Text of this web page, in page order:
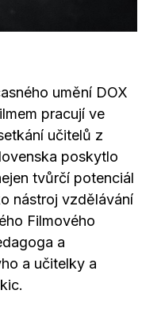
umění DOX
pracují ve
učitelů z
poskytlo
tvůrčí potenciál
nástroj vzdělávání
Filmového
a
a učitelky a